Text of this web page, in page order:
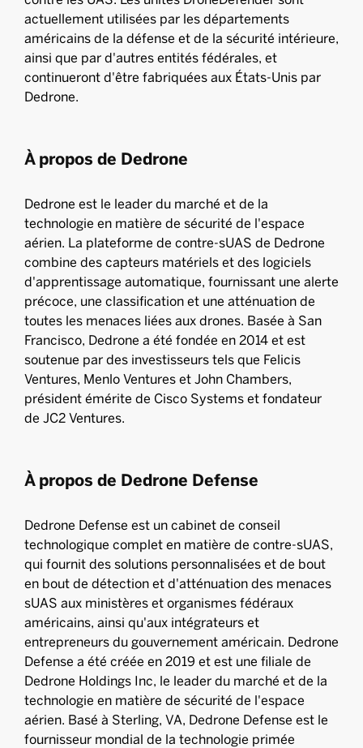
actuellement utilisées par les départements
américains de la défense et de la sécurité intérieure,
ainsi que par d'autres entités fédérales, et
continueront d'être fabriquées aux États-Unis par
Dedrone.
À propos de Dedrone
Dedrone est le leader du marché et de la
technologie en matière de sécurité de l'espace
aérien. La plateforme de contre-sUAS de Dedrone
combine des capteurs matériels et des logiciels
d'apprentissage automatique, fournissant une alerte
précoce, une classification et une atténuation de
toutes les menaces liées aux drones. Basée à San
Francisco, Dedrone a été fondée en 2014 et est
soutenue par des investisseurs tels que Felicis
Ventures, Menlo Ventures et John Chambers,
président émérite de Cisco Systems et fondateur
de JC2 Ventures.
À propos de Dedrone Defense
Dedrone Defense est un cabinet de conseil
technologique complet en matière de contre-sUAS,
qui fournit des solutions personnalisées et de bout
en bout de détection et d'atténuation des menaces
sUAS aux ministères et organismes fédéraux
américains, ainsi qu'aux intégrateurs et
entrepreneurs du gouvernement américain. Dedrone
Defense a été créée en 2019 et est une filiale de
Dedrone Holdings Inc, le leader du marché et de la
technologie en matière de sécurité de l'espace
aérien. Basé à Sterling, VA, Dedrone Defense est le
fournisseur mondial de la technologie primée